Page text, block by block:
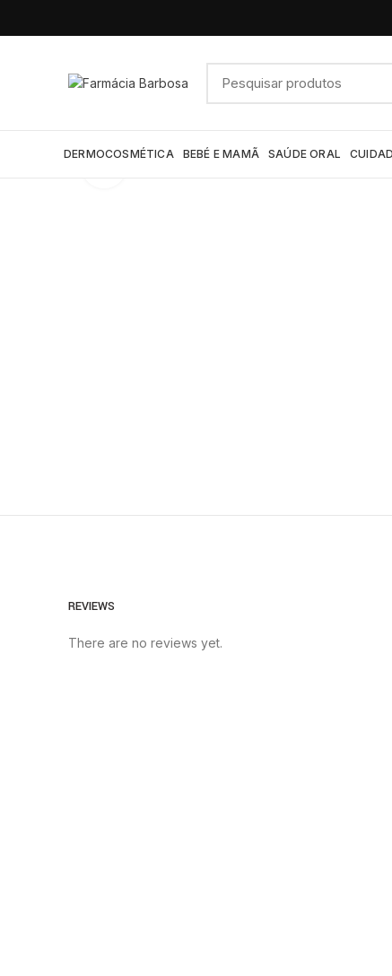
DERMOCOSMÉTICA BEBÉ E MAMÃ SAÚDE ORAL
REVIEWS
There are no reviews yet.